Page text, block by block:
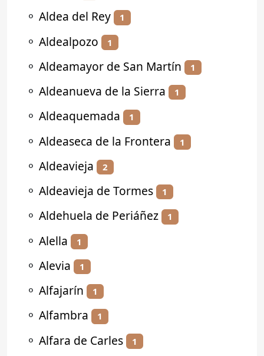
⚬ Aldea del Rey 1
⚬ Aldealpozo 1
⚬ Aldeamayor de San Martín 1
⚬ Aldeanueva de la Sierra 1
⚬ Aldeaquemada 1
⚬ Aldeaseca de la Frontera 1
⚬ Aldeavieja 2
⚬ Aldeavieja de Tormes 1
⚬ Aldehuela de Periáñez 1
⚬ Alella 1
⚬ Alevia 1
⚬ Alfajarín 1
⚬ Alfambra 1
⚬ Alfara de Carles 1